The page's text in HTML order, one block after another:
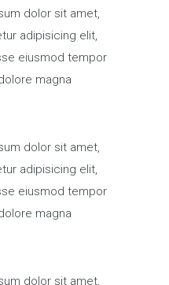
dolor sit amet,
adipisicing elit,
eiusmod tempor
magna
dolor sit amet,
adipisicing elit,
eiusmod tempor
magna
dolor sit amet,